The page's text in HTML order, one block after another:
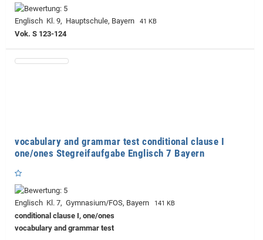
Englisch Kl. 9, Hauptschule, Bayern 41 KB
Vok. S 123-124
vocabulary and grammar test conditional clause I
one/ones Stegreifaufgabe Englisch 7 Bayern
Englisch Kl. 7, Gymnasium/FOS, Bayern 141 KB
conditional clause I, one/ones
vocabulary and grammar test